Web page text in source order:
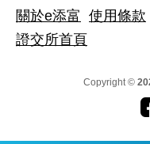
關於e添富 使用條款
證交所首頁
Copyright ©